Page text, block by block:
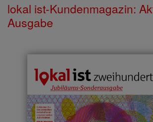
lokal ist-Kundenmagazin:
Ausgabe